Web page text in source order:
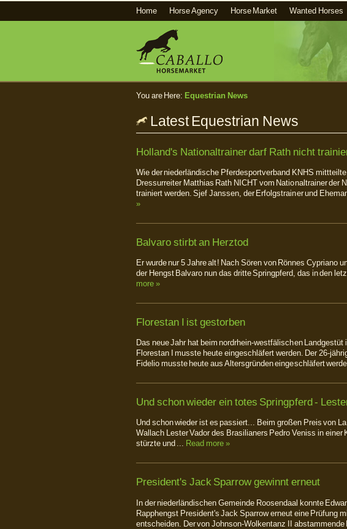
Home Horse Agency Horse Market Wanted Horses
You are Here: Equestrian News
Latest Equestrian News
Holland's Nationaltrainer darf Rath nicht
Wie der niederländische Pferdesportverband KNHS
Dressurreiter Matthias Rath NICHT vom Nationaltrainer der
trainiert werden. Sjef Janssen, der Erfolgstrainer und
»
Balvaro stirbt an Herztod
Er wurde nur 5 Jahre alt! Nach Sören von Rönnes Cypriano
der Hengst Balvaro nun das dritte Springpferd, das in den
more »
Florestan I ist gestorben
Das neue Jahr hat beim nordrhein-westfälischen Landgestüt
Florestan I musste heute eingeschläfert werden. Der 26-
Fidelio musste heute aus Altersgründen eingeschläfert
Und schon wieder ein totes Springpferd -
Und schon wieder ist es passiert... Beim großen Preis von
Wallach Lester Vador des Brasilianers Pedro Veniss in einer
stürzte und ... Read more »
President's Jack Sparrow gewinnt erneut
In der niederländischen Gemeinde Roosendaal konnte
Rapphengst President's Jack Sparrow erneut eine Prüfung
entscheiden. Der von Johnson-Wolkentanz II abstammende